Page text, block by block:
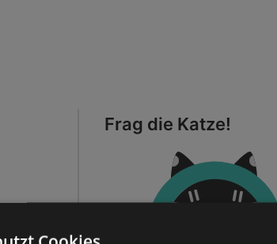
Frag die Katze!